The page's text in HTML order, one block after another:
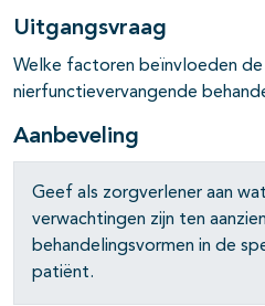
Uitgangsvraag
Welke factoren beïnvloeden de
nierfunctievervangende
Aanbeveling
Geef als zorgverlener aan
verwachtingen zijn ten
behandelingsvormen in de
patiënt.